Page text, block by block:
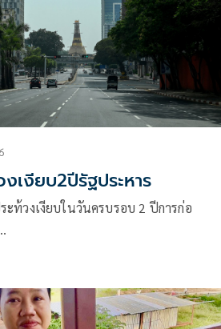
เงียบ2ปีรัฐประหาร
ะท้วงเงียบในวันครบรอบ 2 ปีการก่อ